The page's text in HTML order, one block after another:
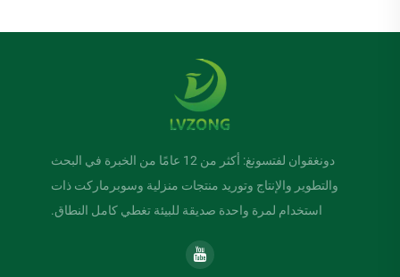
دونغقوان لفتسونغ: أكثر من 12 عامًا من الخبرة في البحث
والتطوير والإنتاج وتوريد منتجات منزلية وسوبرماركت ذات
استخدام لمرة واحدة صديقة للبيئة تغطي كامل النطاق.